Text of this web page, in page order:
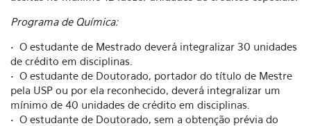
Programa de Química:
• O estudante de Mestrado deverá integralizar 30 unidades
de crédito em disciplinas.
• O estudante de Doutorado, portador do título de Mestre
pela USP ou por ela reconhecido, deverá integralizar um
mínimo de 40 unidades de crédito em disciplinas.
• O estudante de Doutorado, sem a obtenção prévia do